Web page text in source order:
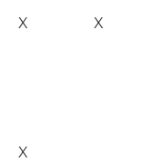
X X
X